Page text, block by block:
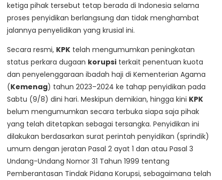
ketiga pihak tersebut tetap berada di Indonesia selama
proses penyidikan berlangsung dan tidak menghambat
jalannya penyelidikan yang krusial ini.
Secara resmi, KPK telah mengumumkan peningkatan
status perkara dugaan korupsi terkait penentuan kuota
dan penyelenggaraan ibadah haji di Kementerian Agama
(Kemenag) tahun 2023–2024 ke tahap penyidikan pada
Sabtu (9/8) dini hari. Meskipun demikian, hingga kini KPK
belum mengumumkan secara terbuka siapa saja pihak
yang telah ditetapkan sebagai tersangka. Penyidikan ini
dilakukan berdasarkan surat perintah penyidikan (sprindik)
umum dengan jeratan Pasal 2 ayat 1 dan atau Pasal 3
Undang-Undang Nomor 31 Tahun 1999 tentang
Pemberantasan Tindak Pidana Korupsi, sebagaimana telah